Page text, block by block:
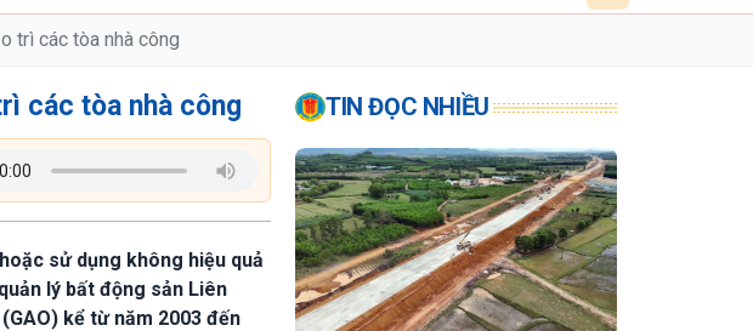
trì các tòa nhà công
các tòa nhà công
sử dụng không hiệu quả
lý bất động sản Liên
kể từ năm 2003 đến
TIN ĐỌC NHIỀU